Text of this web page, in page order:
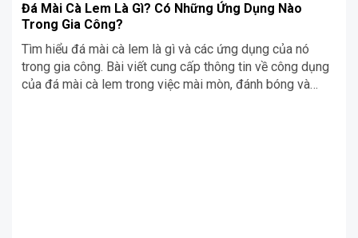
Đá Mài Cà Lem Là Gì? Có Những Ứng Dụng Nào
Trong Gia Công?
Tìm hiểu đá mài cà lem là gì và các ứng dụng của nó
trong gia công. Bài viết cung cấp thông tin về công dụng
của đá mài cà lem trong việc mài mòn, đánh bóng và